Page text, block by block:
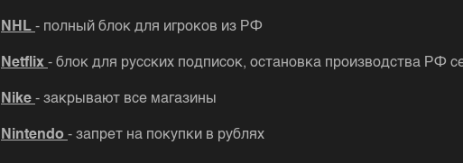
NHL - полный блок для игроков из РФ
Netflix - блок для русских подписок, остановка производства РФ
Nike - закрывают все магазины
Nintendo - запрет на покупки в рублях